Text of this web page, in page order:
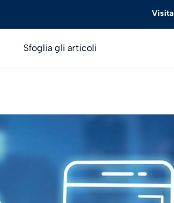
Sfoglia gli articoli